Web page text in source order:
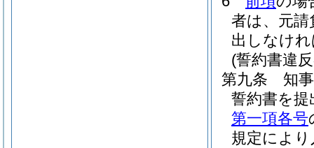
者は、元
出しなけ
(誓約書違
第九条
知
誓約書を
第一項各号
規定によ